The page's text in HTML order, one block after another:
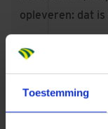
Toestemming
opleveren: dat
Dit breng je mee